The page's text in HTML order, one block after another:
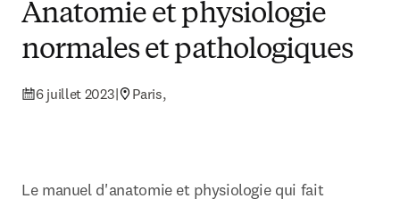
Anatomie et physiologie
normales et pathologiques
6 juillet 2023| Paris,
Le manuel d'anatomie et physiologie qui fait